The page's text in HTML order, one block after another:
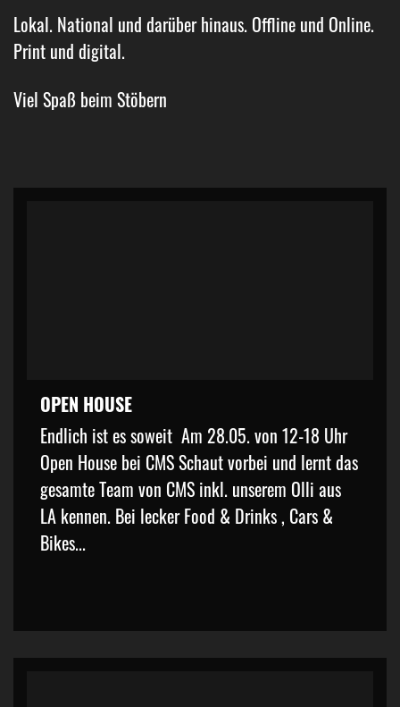
Lokal. National und darüber hinaus. Offline und Online.
Print und digital.
Viel Spaß beim Stöbern
OPEN HOUSE
Endlich ist es soweit Am 28.05. von 12-18 Uhr
Open House bei CMS Schaut vorbei und lernt das
gesamte Team von CMS inkl. unserem Olli aus
LA kennen. Bei lecker Food & Drinks , Cars &
Bikes...